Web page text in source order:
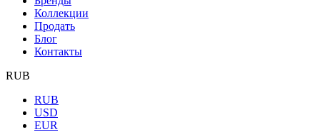
Коллекции
Продать
Блог
Контакты
RUB
RUB
USD
EUR